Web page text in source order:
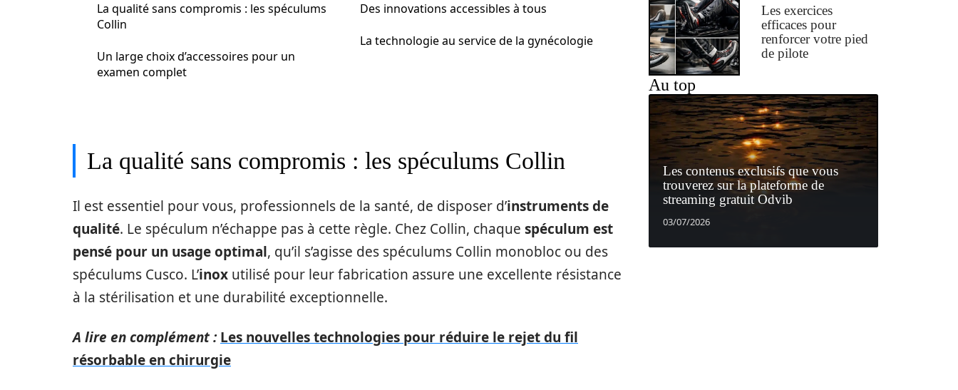
La qualité sans compromis : les spéculums
Collin
Un large choix d’accessoires pour un
examen complet
Des innovations accessibles à tous
La technologie au service de la gynécologie
La qualité sans compromis : les spéculums Collin
Il est essentiel pour vous, professionnels de la santé, de disposer d’instruments de
qualité. Le spéculum n’échappe pas à cette règle. Chez Collin, chaque spéculum est
pensé pour un usage optimal, qu’il s’agisse des spéculums Collin monobloc ou des
spéculums Cusco. L’inox utilisé pour leur fabrication assure une excellente résistance
à la stérilisation et une durabilité exceptionnelle.
A lire en complément : Les nouvelles technologies pour réduire le rejet du fil
résorbable en chirurgie
Les exercices
efficaces pour
renforcer votre pied
de pilote
Au top
Les contenus exclusifs que vous
trouverez sur la plateforme de
streaming gratuit Odvib
03/07/2026